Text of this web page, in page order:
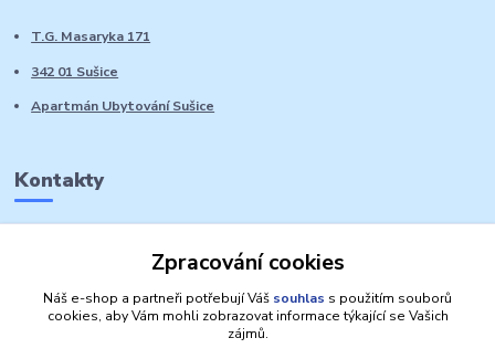
T.G. Masaryka 171
342 01 Sušice
Apartmán Ubytování Sušice
Kontakty
Zpracování cookies
Náš e-shop a partneři potřebují Váš souhlas s použitím souborů
cookies, aby Vám mohli zobrazovat informace týkající se Vašich
zájmů.